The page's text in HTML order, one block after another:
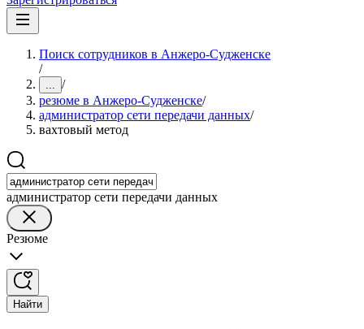
Поиск сотрудников в Анжеро-Судженске
/
... /
резюме в Анжеро-Судженске/
администратор сети передачи данных/
вахтовый метод
администратор сети передачи данных
Резюме
Найти